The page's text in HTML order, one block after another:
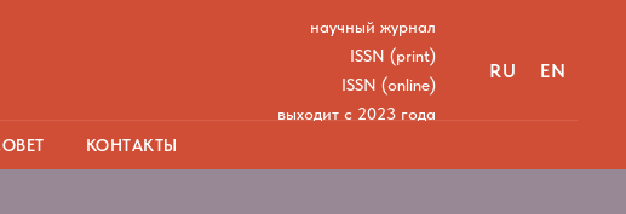
научный журнал
ISSN (print)
ISSN (online)
выходит с 2023 года
RU EN
КОНТАКТЫ